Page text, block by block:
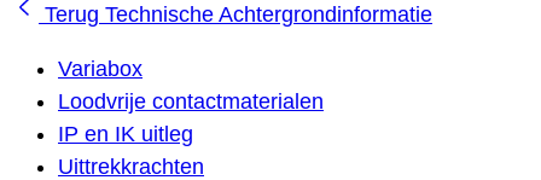
Terug Technische Achtergrondinformatie
Variabox
Loodvrije contactmaterialen
IP en IK uitleg
Uittrekkrachten